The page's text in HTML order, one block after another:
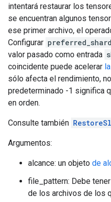
intentará restaurar los
se encuentran algunos
ese primer archivo, el
Configurar preferred_shard
valor pasado como entrada
coincidente puede acelerar
sólo afecta el rendimiento,
predeterminado -1 significa
en orden.
Consulte también
Argumentos:
alcance: un objeto de
file_pattern: Debe
de los archivos de los